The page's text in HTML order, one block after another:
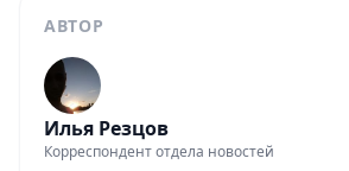
АВТОР
Илья Резцов
Корреспондент отдела новостей